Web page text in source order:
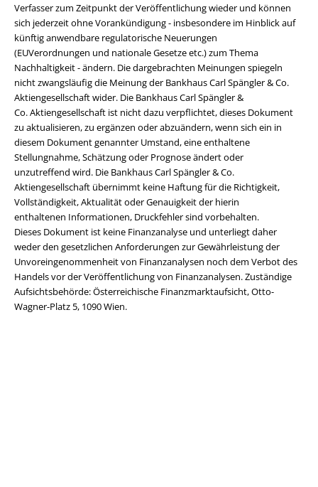
Verfasser zum Zeitpunkt der Veröffentlichung wieder und können
sich jederzeit ohne Vorankündigung - insbesondere im Hinblick auf
künftig anwendbare regulatorische Neuerungen
(EUVerordnungen und nationale Gesetze etc.) zum Thema
Nachhaltigkeit - ändern. Die dargebrachten Meinungen spiegeln
nicht zwangsläufig die Meinung der Bankhaus Carl Spängler & Co.
Aktiengesellschaft wider. Die Bankhaus Carl Spängler &
Co. Aktiengesellschaft ist nicht dazu verpflichtet, dieses Dokument
zu aktualisieren, zu ergänzen oder abzuändern, wenn sich ein in
diesem Dokument genannter Umstand, eine enthaltene
Stellungnahme, Schätzung oder Prognose ändert oder
unzutreffend wird. Die Bankhaus Carl Spängler & Co.
Aktiengesellschaft übernimmt keine Haftung für die Richtigkeit,
Vollständigkeit, Aktualität oder Genauigkeit der hierin
enthaltenen Informationen, Druckfehler sind vorbehalten.
Dieses Dokument ist keine Finanzanalyse und unterliegt daher
weder den gesetzlichen Anforderungen zur Gewährleistung der
Unvoreingenommenheit von Finanzanalysen noch dem Verbot des
Handels vor der Veröffentlichung von Finanzanalysen. Zuständige
Aufsichtsbehörde: Österreichische Finanzmarktaufsicht, Otto-
Wagner-Platz 5, 1090 Wien.